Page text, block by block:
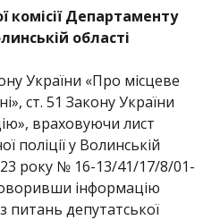
комісії Департаменту
області
України «Про місцеве
ст. 51 Закону України
враховуючи лист
поліції у Волинській
року № 16-13/41/17/8/01-
інформацію
з питань депутатської